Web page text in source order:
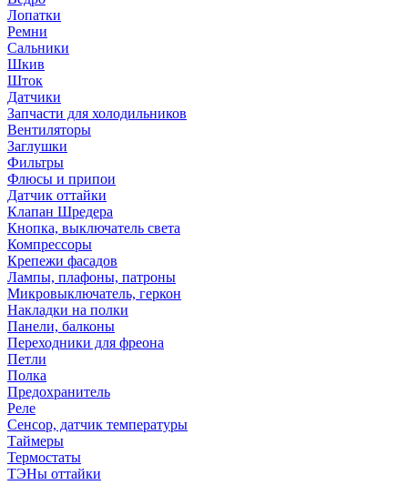
Лопатки
Ремни
Сальники
Шкив
Шток
Датчики
Запчасти для холодильников
Вентиляторы
Заглушки
Фильтры
Флюсы и припои
Датчик оттайки
Клапан Шредера
Кнопка, выключатель света
Компрессоры
Крепежи фасадов
Лампы, плафоны, патроны
Микровыключатель, геркон
Накладки на полки
Панели, балконы
Переходники для фреона
Петли
Полка
Предохранитель
Реле
Сенсор, датчик температуры
Таймеры
Термостаты
ТЭНы оттайки